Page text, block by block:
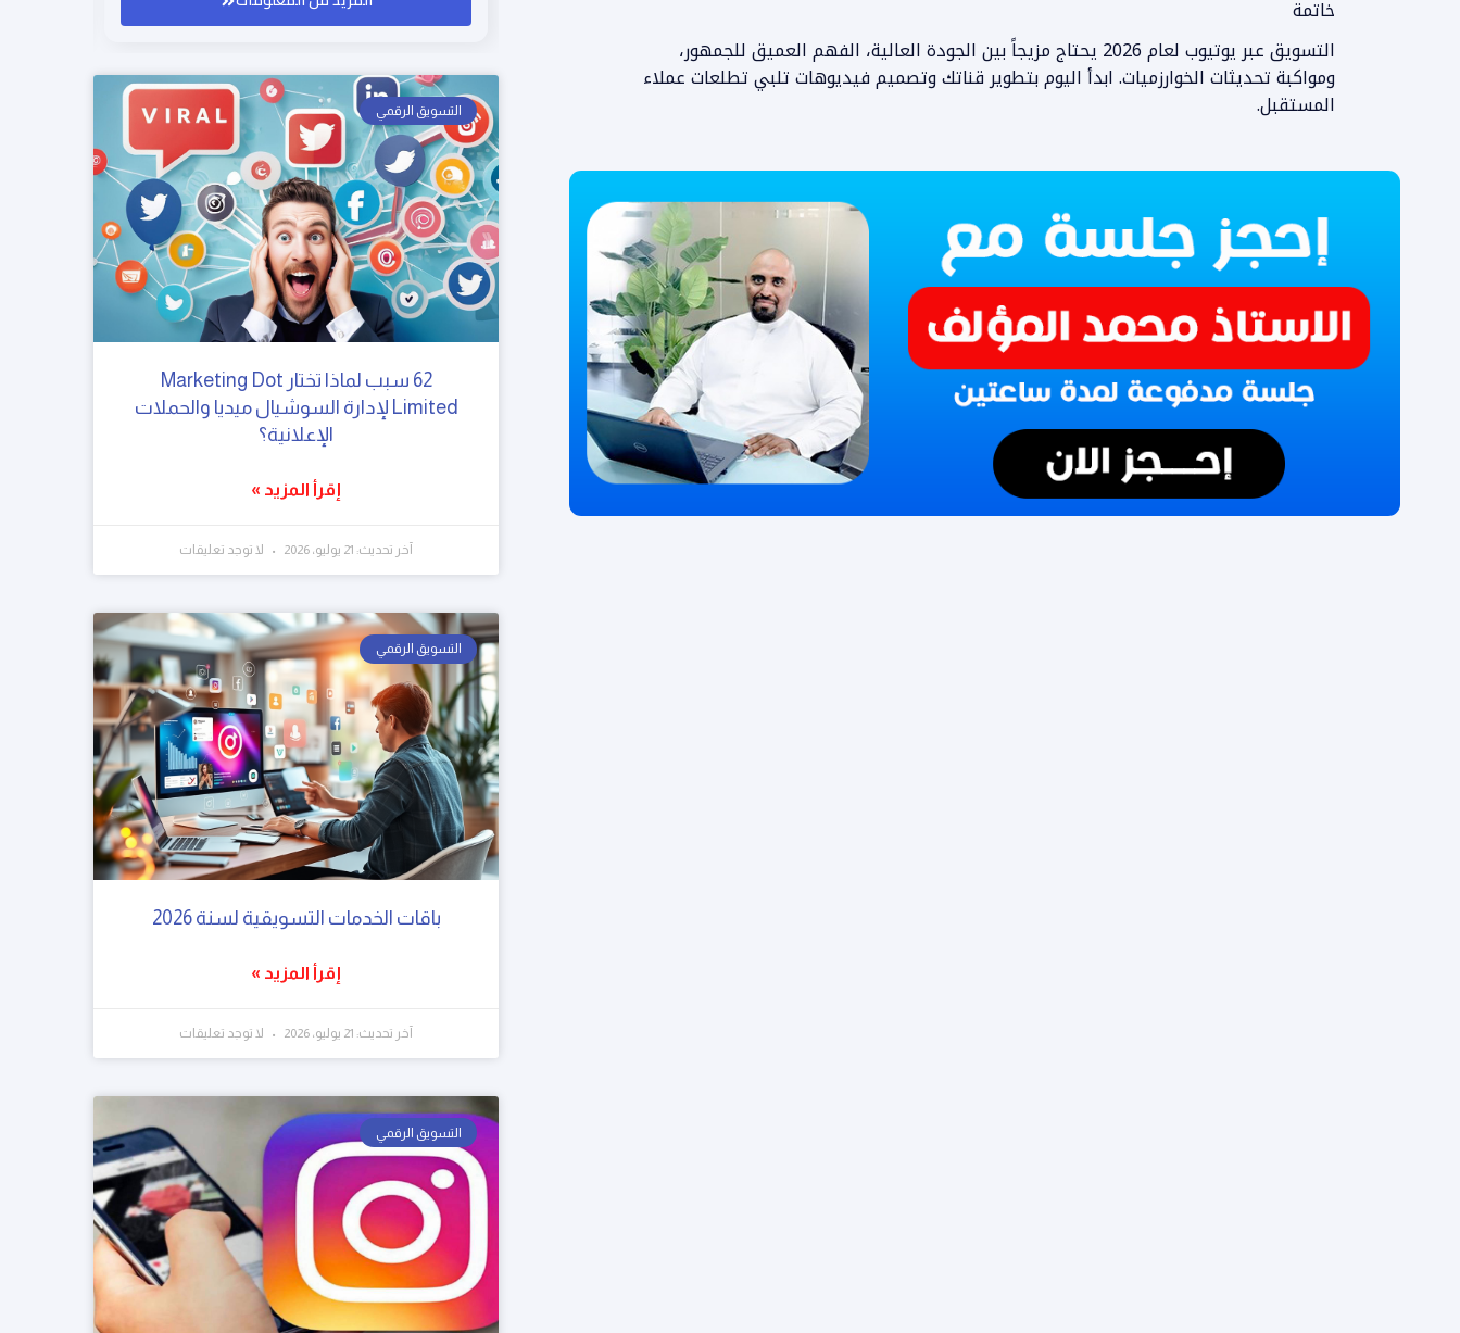
خاتمة
التسويق عبر يوتيوب لعام 2026 يحتاج مزيجاً بين الجودة العالية، الفهم العميق للجمهور،
ومواكبة تحديثات الخوارزميات. ابدأ اليوم بتطوير قناتك وتصميم فيديوهات تلبي تطلعات عملاء
المستقبل.
التسويق الرقمي
62 سبب لماذا تختار Marketing Dot
Limited لإدارة السوشيال ميديا والحملات
الإعلانية؟
إقرأ المزيد »
آخر تحديث: 21 يوليو، 2026 لا توجد تعليقات
التسويق الرقمي
باقات الخدمات التسويقية لسنة 2026
إقرأ المزيد »
آخر تحديث: 21 يوليو، 2026 لا توجد تعليقات
التسويق الرقمي